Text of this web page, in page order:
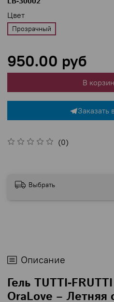
(0)
Цвет
Прозрачный
950.00 руб
В
Заказать
Выбрать
Описание
Гель TUTTI-
OraLove – Летняя